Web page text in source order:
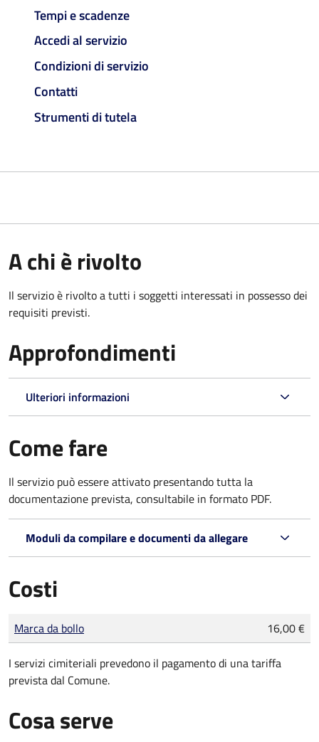
Tempi e scadenze
Accedi al servizio
Condizioni di servizio
Contatti
Strumenti di tutela
A chi è rivolto
Il servizio è rivolto a tutti i soggetti interessati in possesso dei
requisiti previsti.
Approfondimenti
Ulteriori informazioni
Come fare
Il servizio può essere attivato presentando tutta la
documentazione prevista, consultabile in formato PDF.
Moduli da compilare e documenti da allegare
Costi
Tipo di pagamento
Importo
Marca da bollo 16,00 €
I servizi cimiteriali prevedono il pagamento di una tariffa
prevista dal Comune.
Cosa serve